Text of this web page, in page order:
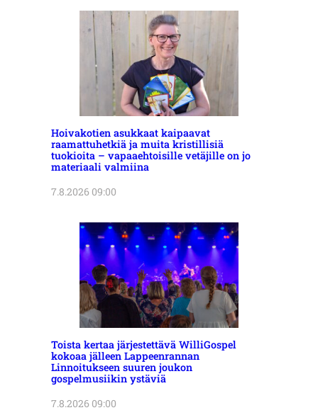
Hoivakotien asukkaat kaipaavat
raamattuhetkiä ja muita kristillisiä
tuokioita – vapaaehtoisille vetäjille on jo
materiaali valmiina
7.8.2026 09:00
Toista kertaa järjestettävä WilliGospel
kokoaa jälleen Lappeenrannan
Linnoitukseen suuren joukon
gospelmusiikin ystäviä
7.8.2026 09:00